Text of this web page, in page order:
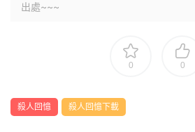
出處~~~
0 0
殺人回憶 殺人回憶下載